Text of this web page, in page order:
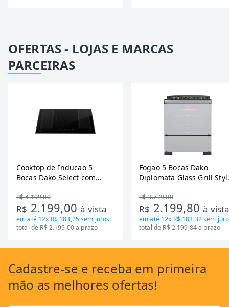
OFERTAS - LOJAS E MARCAS
PARCEIRAS
Cooktop de Inducao 5
Bocas Dako Select com
R$ 4.199,00
R$ 2.199,00à vista
em até 12x R$ 183,25sem juros
total de R$ 2.199,00 a prazo
Fogao 5 Bocas Dako
Diplomata Glass Grill
R$ 3.779,00
R$ 2.199,80à
em até 12x R$ 183,32sem
total de R$ 2.199,84 a prazo
Cadastre-se e receba em primeira
mão as melhores ofertas!